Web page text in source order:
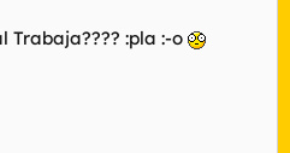
Trabaja???? :pla :-o